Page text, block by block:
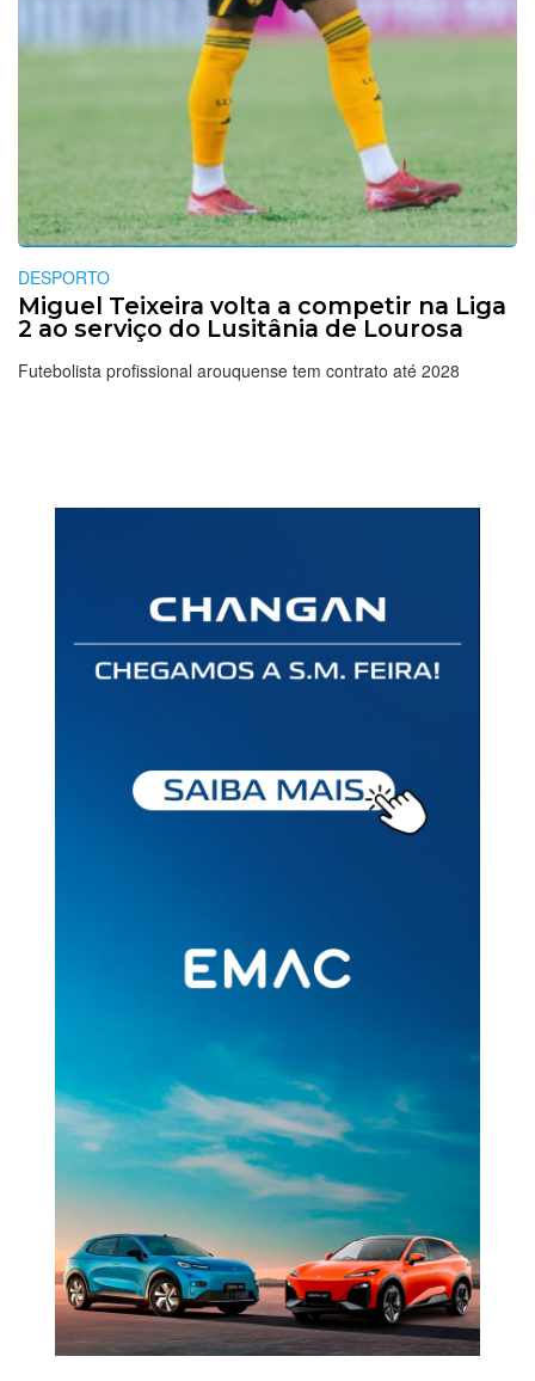
DESPORTO
Miguel Teixeira volta a competir na Liga
2 ao serviço do Lusitânia de Lourosa
Futebolista profissional arouquense tem contrato até 2028